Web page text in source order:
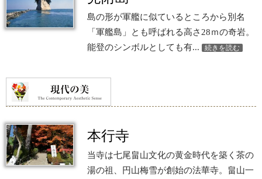
島の形が軍艦に似ているところから別名
「軍艦島」とも呼ばれる高さ28ｍの奇岩。
能登のシンボルとしても有...
続きを読む
本行寺
当寺は七尾畠山文化の黄金時代を築く茶の
湯の祖、円山梅雪が創始の法華寺。畠山一